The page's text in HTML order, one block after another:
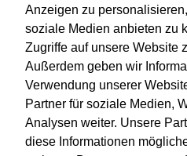
Anzeigen zu
soziale Medien anbieten zu
Zugriffe auf unsere Website
Außerdem geben wir
Verwendung unserer
Partner für soziale Medien,
Analysen weiter. Unsere
diese Informationen